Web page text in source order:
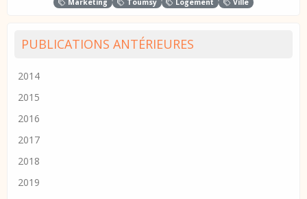
Marketing
Toumsy Logement Ville
PUBLICATIONS ANTÉRIEURES
2014
2015
2016
2017
2018
2019